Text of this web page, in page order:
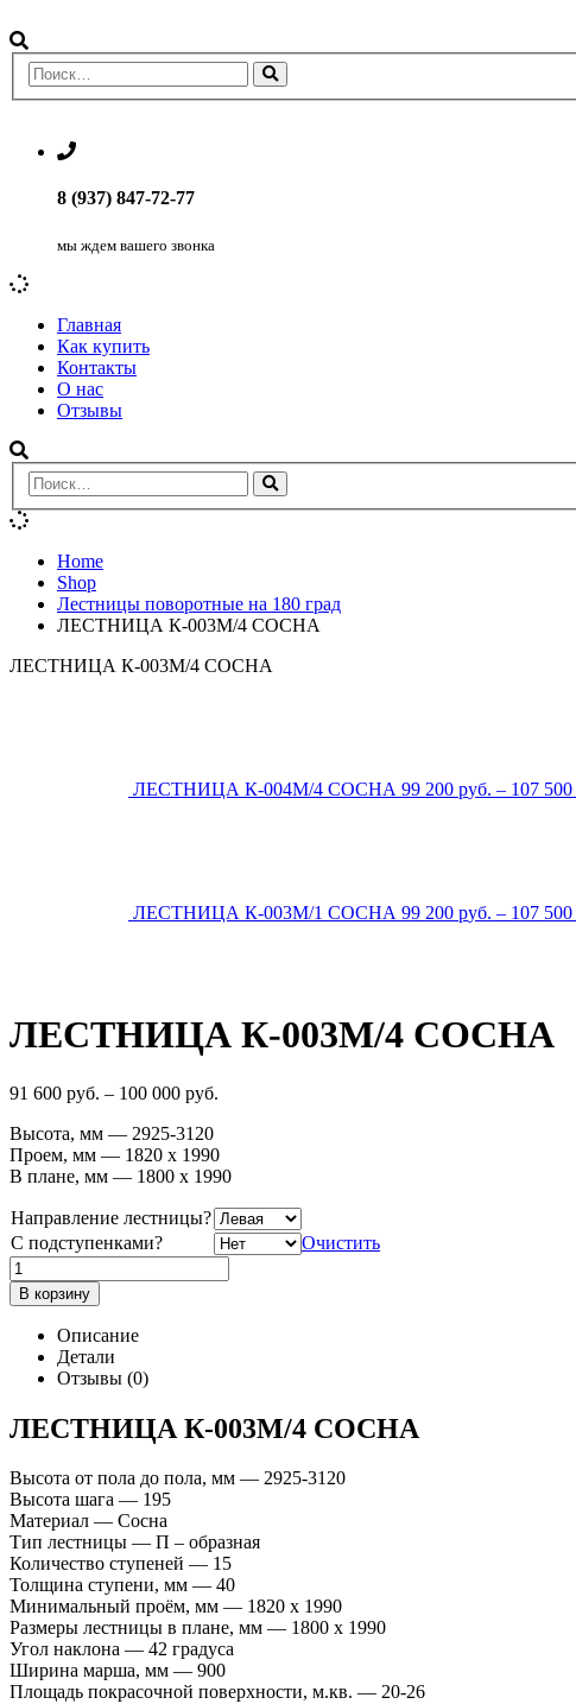
8 (937) 847-72-77
мы ждем вашего звонка
Главная
Как купить
Контакты
О нас
Отзывы
Home
Shop
Лестницы поворотные на 180 град
ЛЕСТНИЦА К-003М/4 СОСНА
ЛЕСТНИЦА К-003М/4 СОСНА
ЛЕСТНИЦА К-004М/4 СОСНА 99 200 руб. – 107 500
ЛЕСТНИЦА К-003М/1 СОСНА 99 200 руб. – 107 500
ЛЕСТНИЦА К-003М/4 СОСНА
91 600 руб. – 100 000 руб.
Высота, мм — 2925-3120
Проем, мм — 1820 х 1990
В плане, мм — 1800 х 1990
Направление лестницы?
С подступенками?
Очистить
В корзину
Описание
Детали
Отзывы (0)
ЛЕСТНИЦА К-003М/4 СОСНА
Высота от пола до пола, мм — 2925-3120
Высота шага — 195
Материал — Сосна
Тип лестницы — П – образная
Количество ступеней — 15
Толщина ступени, мм — 40
Минимальный проём, мм — 1820 х 1990
Размеры лестницы в плане, мм — 1800 х 1990
Угол наклона — 42 градуса
Ширина марша, мм — 900
Площадь покрасочной поверхности, м.кв. — 20-26